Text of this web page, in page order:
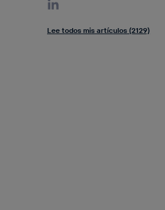
Lee todos mis artículos (2129)